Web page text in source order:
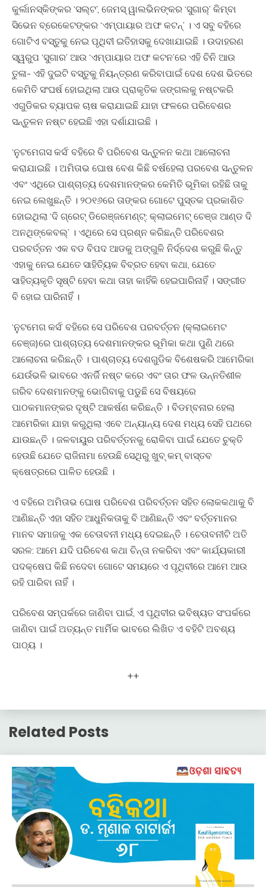
କୁର୍ଲାନସ୍କିଙ୍କର ‘ସଲ୍ଟ’, ଜେମସ୍ ୱାଲଭିନଙ୍କର ‘ସୁଗାର୍’ କିମ୍ବା
ସିଭେନ ବ୍ରେକେଟଙ୍କର ‘ଏମ୍ପାୟାର ଅଫ କଟନ୍’ । ଏ ସବୁ ବହିରେ
ଗୋଟିଏ ବସ୍ତୁକୁ ନେଇ ପୃଥିବୀ ଇତିହାସକୁ ଦେଖାଯାଇଛି । ଉଦାହରଣ
ସ୍ୱରୁପ ‘ସୁଗାର’ ଆଉ ‘ଏମ୍ପାୟାର ଅଫ କଟନ’ରେ ଏହି ଚିନି ଆଉ
ତୁଳା- ଏହି ଦୁଇଟି ବସ୍ତୁକୁ ନିୟନ୍ତ୍ରଣ କରିବାପାଇଁ ଦେଶ ଦେଶ ଭିତରେ
କେମିତି ସଂଘର୍ଷ ହୋଇଥିଲା ଆଉ ପ୍ରାକୃତିକ ଜଙ୍ଗଲକୁ ନଷ୍ଟକରି
ଏଗୁଡିକର ବ୍ୟାପକ ଚାଷ କରାଯାଇଛି ଯାହା ଫଳରେ ପରିବେଶର
ସନ୍ତୁଳନ ନଷ୍ଟ ହେଇଛି ଏହା ଦର୍ଶାଯାଇଛି ।
‘ନୁଟମେଗସ କର୍ସ’ ବହିରେ ବି ପରିବେଶ ସନ୍ତୁଳନ କଥା ଆଲୋଚନା
କରାଯାଇଛି । ଅମିତାଭ ଘୋଷ ବେଶ କିଛି ବର୍ଷହେଲା ପରବେଶ ସନ୍ତୁଳନ
ଏବଂ ଏଥିରେ ପାଶ୍ଚାତ୍ୟ ଦେଶମାନଙ୍କର କେମିତି ଭୂମିକା ରହିଛି ତାକୁ
ନେଇ ଲେଖୁଛନ୍ତି । ୨୦୧୬ରେ ତାଙ୍କର ଗୋଟେ ପୁସ୍ତକ ପ୍ରକାଶିତ
ହୋଇଥିଲା ‘ଦି ଗ୍ରେଟ୍ ଡିରେଞ୍ଜମେଣ୍ଟ୍: କ୍ଲାଇମେଟ୍ ଚେଞ୍ଜ ଆଣ୍ଡ ଦି
ଅନଥିଙ୍କେବଲ୍’ । ଏଥିରେ ସେ ପ୍ରଶ୍ନ କରିଛନ୍ତି ପରିବେଶର
ପରବର୍ତ୍ତନ ଏକ ବଡ ବିପଦ ଆଡକୁ ଅଙ୍ଗୁଳି ନିର୍ଦ୍ଦେଶ କରୁଛି କିନ୍ତୁ
ଏହାକୁ ନେଇ ଯେତେ ସାହିତ୍ୟିକ ବିବ୍ରତ ହେବା କଥା, ଯେତେ
ସାହିତ୍ୟକୃତି ସୃଷ୍ଟି ହେବା କଥା ତାହା କାହିଁକି ହେଇପାରିନାହିଁ । ସଙ୍ଗୀତ
ବି ହୋଇ ପାରିନାହିଁ ।
‘ନୁଟମେଗ କର୍ସ’ ବହିରେ ସେ ପରିବେଶ ପରବର୍ତ୍ତନ (କ୍ଲାଇମେଟ
ଚେଞ୍ଜ)ରେ ପାଶ୍ଚାତ୍ୟ ଦେଶମାନଙ୍କର ଭୂମିକା କଥା ପୁଣି ଥରେ
ଆଲୋଚନା କରିଛନ୍ତି । ପାଶ୍ଚାତ୍ୟ ଦେଶଗୁଡିକ ବିଶେଷକରି ଆମେରିକା
ଯେଉଁଭଳି ଭାବରେ ଏନର୍ଜି ନଷ୍ଟ କରେ ଏବଂ ତାର ଫଳ ଉନ୍ନତିଶୀଳ
ଗରିବ ଦେଶମାନଙ୍କୁ ଭୋଗିବାକୁ ପଡୁଛି ସେ ବିଷୟରେ
ପାଠକମାନଙ୍କର ଦୃଷ୍ଟି ଆକର୍ଷଣ କରିଛନ୍ତି । ବିଡମ୍ବନାର ହେଲା
ଆମେରିକା ଯାହା କରୁଥିଲା ଏବେ ଅନ୍ୟାନ୍ୟ ଦେଶ ମଧ୍ୟ ସେହି ପଥରେ
ଯାଉଛନ୍ତି । ଜଳବାୟୁର ପରିବର୍ତ୍ତନକୁ ରୋକିବା ପାଇଁ ଯେତେ ଚୁକ୍ତି
ହେଉଛି ଯେତେ ରାଜିନାମା ହେଉଛି ସେଥିରୁ ଖୁବ୍ କମ୍ ବାସ୍ତବ
କ୍ଷେତ୍ରରେ ପାଳିତ ହେଉଛି ।
ଏ ବହିରେ ଅମିତାଭ ଘୋଷ ପରିବେଶ ପରିବର୍ତ୍ତନ ସହିତ ଲୋକକଥାକୁ ବି
ଆଣିଛନ୍ତି ଏହା ସହିତ ଆଧୁନିକତାକୁ ବି ଆଣିଛନ୍ତି ଏବଂ ବର୍ତ୍ତମାନର
ମାନବ ସମାଜକୁ ଏକ ଚେତାବନୀ ମଧ୍ୟ ଦେଇଛନ୍ତି । ଚେତାବନୀଟି ଅତି
ସରଳ: ଆମେ ଯଦି ପରିବେଶ କଥା ଚିନ୍ତା ନକରିବା ଏବଂ କାର୍ଯ୍ୟକାରୀ
ପଦକ୍ଷେପ କିଛି ନଦେବା ଗୋଟେ ସମୟରେ ଏ ପୃଥିବୀରେ ଆମେ ଆଉ
ରହି ପାରିବା ନାହିଁ ।
ପରିବେଶ ସମ୍ପର୍କରେ ଜାଣିବା ପାଇଁ, ଏ ପୃଥିବୀର ଭବିଷ୍ୟତ ସଂପର୍କରେ
ଜାଣିବା ପାଇଁ ଅତ୍ୟନ୍ତ ମାର୍ମିକ ଭାବରେ ଲିଖିତ ଏ ବହିଟି ଅବଶ୍ୟ
ପାଠ୍ୟ ।
++
Related Posts